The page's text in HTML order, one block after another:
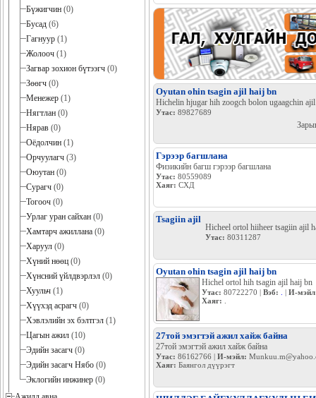
Бүжигчин (0)
Бусад (6)
Гагнуур (1)
Жолооч (1)
Загвар зохион бүтээгч (0)
Зөөгч (0)
Менежер (1)
Нягтлан (0)
Нярав (0)
Оёдолчин (1)
Орчуулагч (3)
Оюутан (0)
Сурагч (0)
Тогооч (0)
Урлаг уран сайхан (0)
Хамтарч ажиллана (0)
Харуул (0)
Хүний нөөц (0)
Хүнсний үйлдвэрлэл (0)
Хуульч (1)
Хүүхэд асрагч (0)
Хэвлэлийн эх бэлтгэл (1)
Цагын ажил (10)
Эдийн засагч (0)
Эдийн засагч Нябо (0)
Эклогийн инжинер (0)
Oyutan ohin tsagin ajil haij bn
Hichelin hjugar hih zoogch bolon ugaagchin
Утас: 89827689
Гэрээр багшлана
Физикийн багш гэрээр багшлана
Утас: 80559089
Хаяг: СХД
Tsagiin ajil
Hicheel ortol hiiheer tsagiin ajil
Утас: 80311287
Oyutan ohin tsagin ajil haij bn
Hichel ortol hih tsagin ajil haij bn
Утас: 80722270 | Вэб: | И-
Хаяг:
27той эмэгтэй ажил хайж байна
27той эмэгтэй ажил хайж байна
Утас: 86162766 | И-мэйл:
Хаяг: Баянгол дүүрэгт